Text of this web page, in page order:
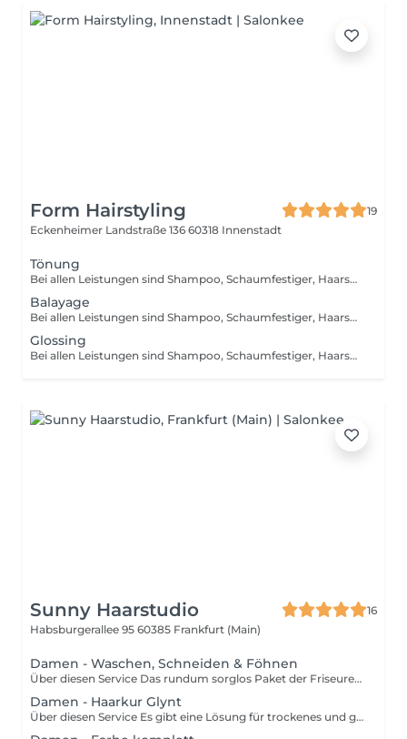
Form Hairstyling
19
Eckenheimer Landstraße 136 60318 Innenstadt
Tönung
Bei allen Leistungen sind Shampoo, Schaumfestiger, Haarspray, Haargel und Wachs inklusive
Balayage
Bei allen Leistungen sind Shampoo, Schaumfestiger, Haarspray, Haargel und Wachs inklusive
Glossing
Bei allen Leistungen sind Shampoo, Schaumfestiger, Haarspray, Haargel und Wachs inklusive
Sunny Haarstudio
16
Habsburgerallee 95 60385 Frankfurt (Main)
Damen - Waschen, Schneiden & Föhnen
Über diesen Service Das rundum sorglos Paket der Friseure ist Waschen-Schneiden-Föhnen. Hier kannst dich entspannt zurücklehnen und dich erwartet am Ende ein neuer Haarschnitt mit dem perfekt abgestimmten Styling.
Damen - Haarkur Glynt
Über diesen Service Es gibt eine Lösung für trockenes und geschädigtes Haar, bei der du deine wohlverdienten Mähne nicht abschneiden musst. Versuche eine feuchtigkeitsspende Haarkur zur Reparatur deines Haares. Dank dieser Behandlung gibt es immer noch Hoffnung für trockenes, gebrechliches und stumpfes Haar.